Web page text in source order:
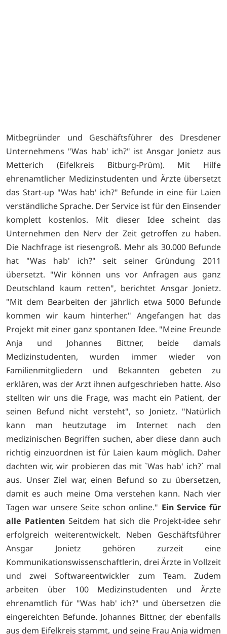
Mitbegründer und Geschäftsführer des Dresdener
Unternehmens "Was hab' ich?" ist Ansgar Jonietz aus
Metterich (Eifelkreis Bitburg-Prüm). Mit Hilfe
ehrenamtlicher Medizinstudenten und Ärzte übersetzt
das Start-up "Was hab' ich?" Befunde in eine für Laien
verständliche Sprache. Der Service ist für den Einsender
komplett kostenlos. Mit dieser Idee scheint das
Unternehmen den Nerv der Zeit getroffen zu haben.
Die Nachfrage ist riesengroß. Mehr als 30.000 Befunde
hat "Was hab' ich?" seit seiner Gründung 2011
übersetzt. "Wir können uns vor Anfragen aus ganz
Deutschland kaum retten", berichtet Ansgar Jonietz.
"Mit dem Bearbeiten der jährlich etwa 5000 Befunde
kommen wir kaum hinterher." Angefangen hat das
Projekt mit einer ganz spontanen Idee. "Meine Freunde
Anja und Johannes Bittner, beide damals
Medizinstudenten, wurden immer wieder von
Familienmitgliedern und Bekannten gebeten zu
erklären, was der Arzt ihnen aufgeschrieben hatte. Also
stellten wir uns die Frage, was macht ein Patient, der
seinen Befund nicht versteht", so Jonietz. "Natürlich
kann man heutzutage im Internet nach den
medizinischen Begriffen suchen, aber diese dann auch
richtig einzuordnen ist für Laien kaum möglich. Daher
dachten wir, wir probieren das mit `Was hab' ich?´ mal
aus. Unser Ziel war, einen Befund so zu übersetzen,
damit es auch meine Oma verstehen kann. Nach vier
Tagen war unsere Seite schon online." Ein Service für
alle Patienten Seitdem hat sich die Projekt-idee sehr
erfolgreich weiterentwickelt. Neben Geschäftsführer
Ansgar Jonietz gehören zurzeit eine
Kommunikationswissenschaftlerin, drei Ärzte in Vollzeit
und zwei Softwareentwickler zum Team. Zudem
arbeiten über 100 Medizinstudenten und Ärzte
ehrenamtlich für "Was hab' ich?" und übersetzen die
eingereichten Befunde. Johannes Bittner, der ebenfalls
aus dem Eifelkreis stammt, und seine Frau Anja widmen